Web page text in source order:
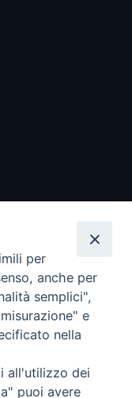
riservati - Vita
per
anche per
semplici",
e
nella
all'utilizzo dei
puoi avere